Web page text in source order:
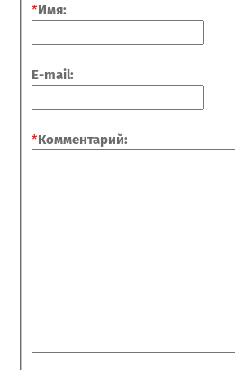
*Имя:
E-mail:
*Комментарий: